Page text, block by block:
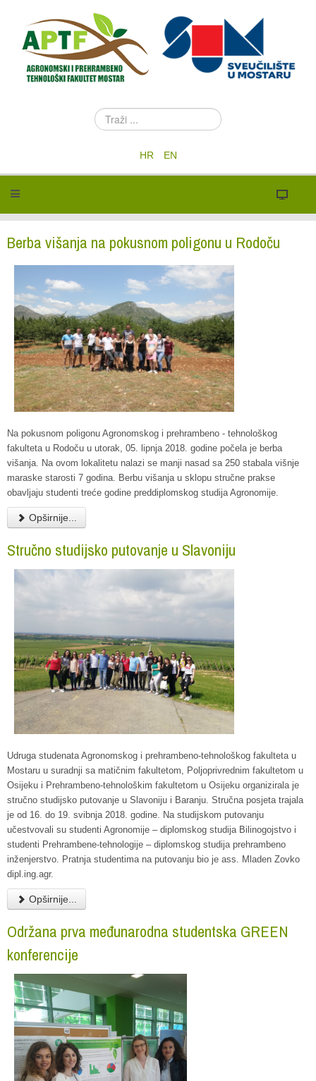
T
r
i
.
HR EN
Berba višanja na pokusnom poligonu u Rodoču
Na pokusnom poligonu Agronomskog i prehrambeno - tehnološkog
fakulteta u Rodoču u utorak, 05. lipnja 2018. godine počela je berba
višanja. Na ovom lokalitetu nalazi se manji nasad sa 250 stabala višnje
maraske starosti 7 godina. Berbu višanja u sklopu stručne prakse
obavljaju studenti treće godine preddiplomskog studija Agronomije.
Opširnije...
Stručno studijsko putovanje u Slavoniju
Udruga studenata Agronomskog i prehrambeno-tehnološkog fakulteta u
Mostaru u suradnji sa matičnim fakultetom, Poljoprivrednim fakultetom u
Osijeku i Prehrambeno-tehnološkim fakultetom u Osijeku organizirala je
stručno studijsko putovanje u Slavoniju i Baranju. Stručna posjeta trajala
je od 16. do 19. svibnja 2018. godine. Na studijskom putovanju
učestvovali su studenti Agronomije – diplomskog studija Bilinogojstvo i
studenti Prehrambene-tehnologije – diplomskog studija prehrambeno
inženjerstvo. Pratnja studentima na putovanju bio je ass. Mladen Zovko
dipl.ing.agr.
Opširnije...
Održana prva međunarodna studentska GREEN
konferencije